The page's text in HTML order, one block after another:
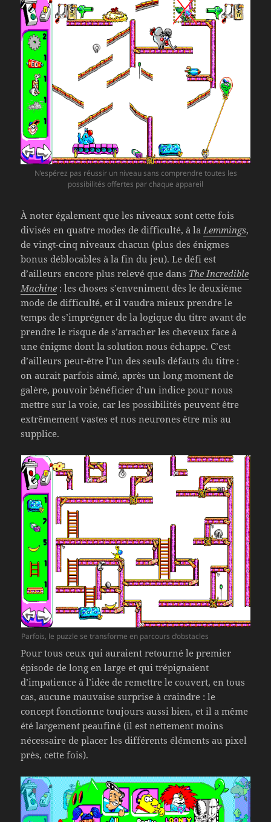
N’espérez pas réussir un niveau sans comprendre toutes les
possibilités offertes par chaque appareil
À noter également que les niveaux sont cette fois
divisés en quatre modes de difficulté, à la Lemmings,
de vingt-cinq niveaux chacun (plus des énigmes
bonus déblocables à la fin du jeu). Le défi est
d’ailleurs encore plus relevé que dans The Incredible
Machine : les choses s’enveniment dès le deuxième
mode de difficulté, et il vaudra mieux prendre le
temps de s’imprégner de la logique du titre avant de
prendre le risque de s’arracher les cheveux face à
une énigme dont la solution nous échappe. C’est
d’ailleurs peut-être l’un des seuls défauts du titre :
on aurait parfois aimé, après un long moment de
galère, pouvoir bénéficier d’un indice pour nous
mettre sur la voie, car les possibilités peuvent être
extrêmement vastes et nos neurones être mis au
supplice.
Parfois, le puzzle se transforme en parcours d’obstacles
Pour tous ceux qui auraient retourné le premier
épisode de long en large et qui trépignaient
d’impatience à l’idée de remettre le couvert, en tous
cas, aucune mauvaise surprise à craindre : le
concept fonctionne toujours aussi bien, et il a même
été largement peaufiné (il est nettement moins
nécessaire de placer les différents éléments au pixel
près, cette fois).